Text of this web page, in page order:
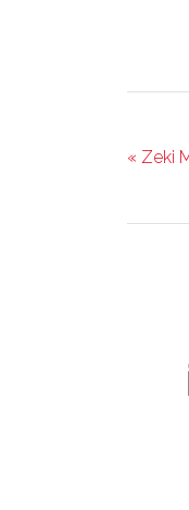
« Zeki